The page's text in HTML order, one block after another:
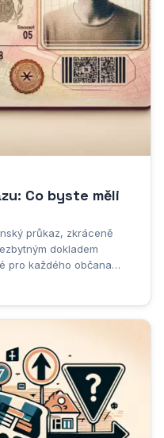
Co byste měli
průkaz, zkráceně
dokladem
pro každého občana
pobytem na území